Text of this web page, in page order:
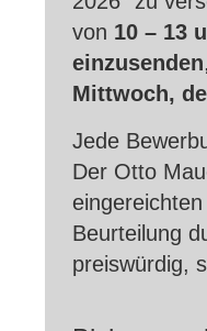
von 10 – 13
einzusenden
Mittwoch,
Jede
Der Otto
Beurteilung
preiswürdig,